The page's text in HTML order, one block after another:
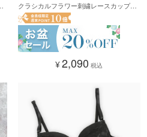
クラシカルフラワー刺繍レースカップブ
ラジャー＆ショーツセット(フォレストグ
リーン)(A～F/65～80)
¥2,090 税込